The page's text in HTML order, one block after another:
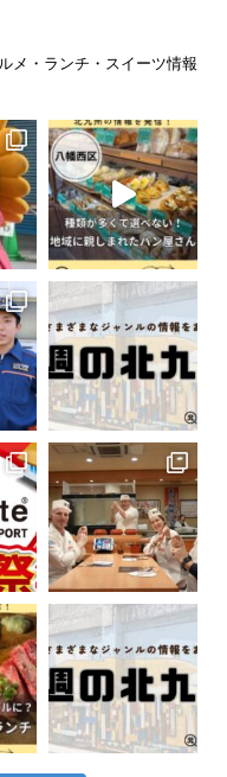
メ・ランチ・スイーツ情報